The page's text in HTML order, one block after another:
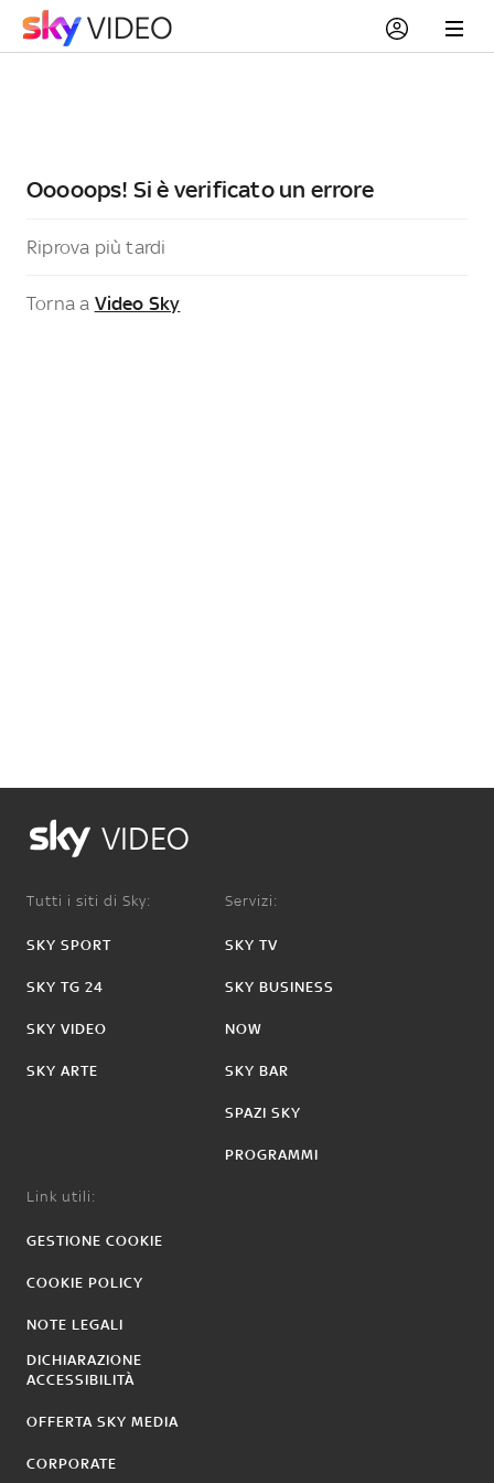
Ooooops! Si è verificato un errore
Riprova più tardi
Torna a Video Sky
VIDEO
Tutti i siti di Sky:
SKY SPORT
SKY TG 24
SKY VIDEO
SKY ARTE
Servizi:
SKY TV
SKY BUSINESS
NOW
SKY BAR
SPAZI SKY
PROGRAMMI
Link utili:
GESTIONE COOKIE
COOKIE POLICY
NOTE LEGALI
DICHIARAZIONE
ACCESSIBILITÀ
OFFERTA SKY MEDIA
CORPORATE